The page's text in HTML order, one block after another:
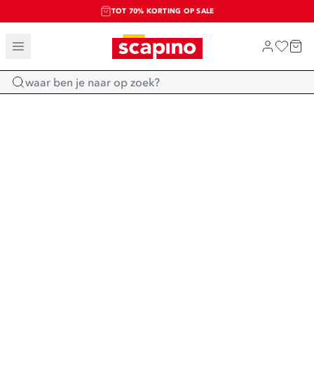
TOT 70% KORTING OP SALE
SALE: LAATSTE KANS!
SHOP NIEUW
Home